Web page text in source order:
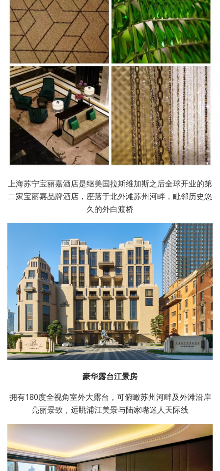
上海苏宁宝丽嘉酒店是继美国拉斯维加斯之后全球开业的第
二家宝丽嘉品牌酒店，座落于北外滩苏州河畔，毗邻历史悠
久的外白渡桥
豪华露台江景房
拥有180度全视角室外大露台，可俯瞰苏州河畔及外滩沿岸
亮丽景致，远眺浦江美景与陆家嘴迷人天际线